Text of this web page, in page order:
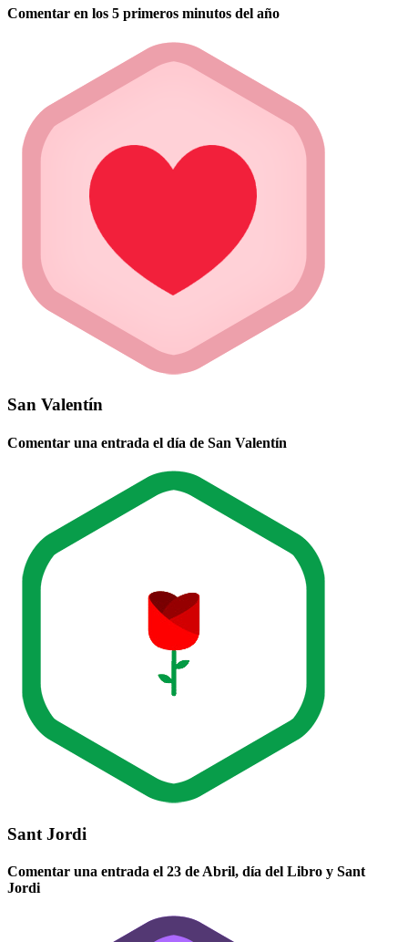
Comentar en los 5 primeros minutos del año
San Valentín
Comentar una entrada el día de San Valentín
Sant Jordi
Comentar una entrada el 23 de Abril, día del Libro y Sant
Jordi